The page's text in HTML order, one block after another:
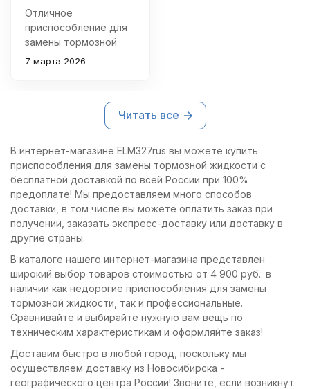
Отличное
приспособление для
замены тормозной
жидкости! Удобный
качественная сборка
силиконовый шланг.
автолюбителям.
7 марта 2026
Читать все
В интернет-магазине ELM327rus вы можете купить
приспособления для замены тормозной жидкости с
бесплатной доставкой по всей России при 100%
предоплате! Мы предоставляем много способов
доставки, в том числе вы можете оплатить заказ при
получении, заказать экспресс-доставку или доставку в
другие страны.
В каталоге нашего интернет-магазина представлен
широкий выбор товаров стоимостью от 4 900 руб.: в
наличии как недорогие приспособления для замены
тормозной жидкости, так и профессиональные.
Сравнивайте и выбирайте нужную вам вещь по
техническим характеристикам и оформляйте заказ!
Доставим быстро в любой город, поскольку мы
осуществляем доставку из Новосибирска -
географического центра России! Звоните, если возникнут